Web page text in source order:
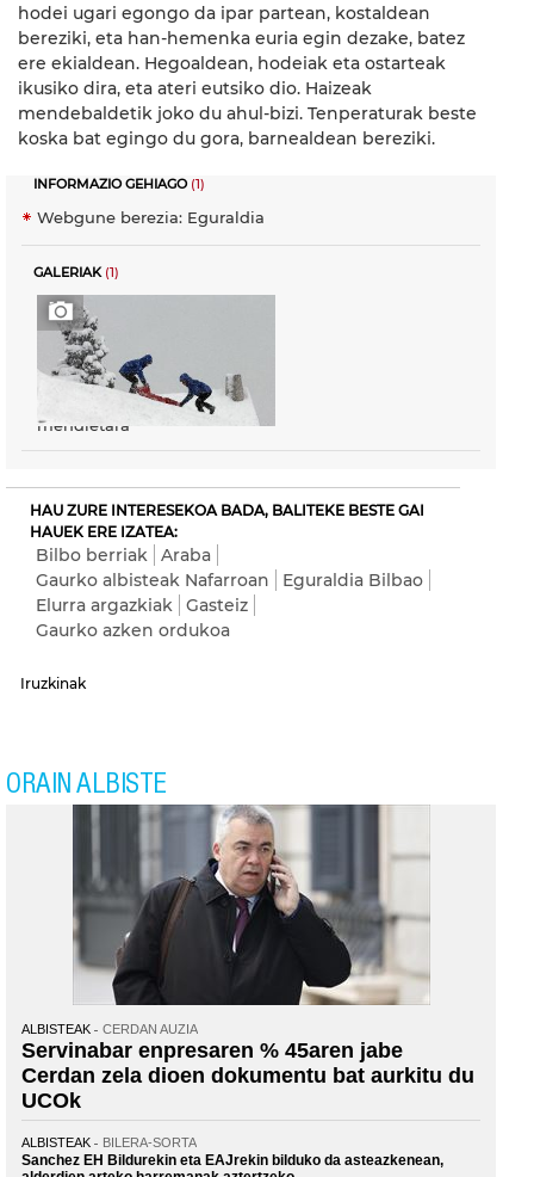
hodei ugari egongo da ipar partean, kostaldean
bereziki, eta han-hemenka euria egin dezake, batez
ere ekialdean. Hegoaldean, hodeiak eta ostarteak
ikusiko dira, eta ateri eutsiko dio. Haizeak
mendebaldetik joko du ahul-bizi. Tenperaturak beste
koska bat egingo du gora, barnealdean bereziki.
INFORMAZIO GEHIAGO(1)
Webgune berezia: Eguraldia
GALERIAK(1)
Elurra iritsi da Euskal Herriko
mendietara
HAU ZURE INTERESEKOA BADA, BALITEKE BESTE GAI
HAUEK ERE IZATEA:
Bilbo berriak
Araba
Gaurko albisteak Nafarroan
Eguraldia Bilbao
Elurra argazkiak
Gasteiz
Gaurko azken ordukoa
Iruzkinak
ORAIN ALBISTE
ALBISTEAK CERDAN AUZIA
Servinabar enpresaren % 45aren jabe
Cerdan zela dioen dokumentu bat aurkitu du
UCOk
ALBISTEAK BILERA-SORTA
Sanchez EH Bildurekin eta EAJrekin bilduko da asteazkenean,